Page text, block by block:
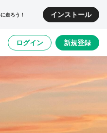
走ろう！ インストール
ログイン 新規登録